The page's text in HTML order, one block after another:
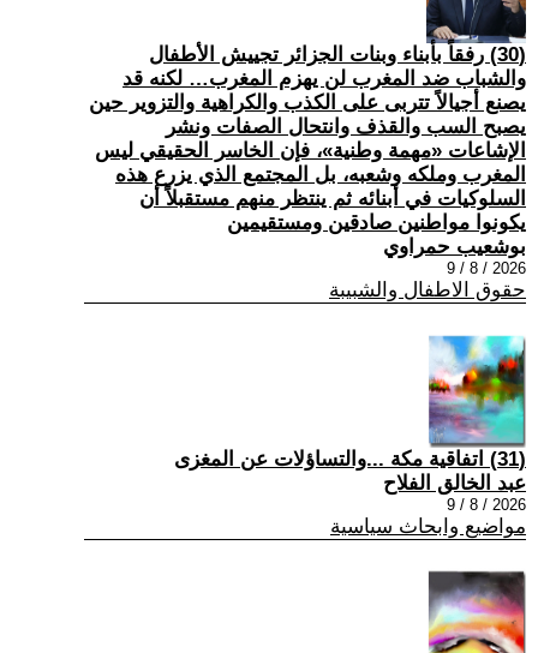
(30) رفقاً بأبناء وبنات الجزائر تجييش الأطفال
والشباب ضد المغرب لن يهزم المغرب… لكنه قد
يصنع أجيالاً تتربى على الكذب والكراهية والتزوير حين
يصبح السب والقذف وانتحال الصفات ونشر
الإشاعات «مهمة وطنية»، فإن الخاسر الحقيقي ليس
المغرب وملكه وشعبه، بل المجتمع الذي يزرع هذه
السلوكيات في أبنائه ثم ينتظر منهم مستقبلاً أن
يكونوا مواطنين صادقين ومستقيمين
بوشعيب حمراوي
2026 / 8 / 9
حقوق الاطفال والشبيبة
(31) اتفاقية مكة ...والتساؤلات عن المغزى
عبد الخالق الفلاح
2026 / 8 / 9
مواضيع وابحاث سياسية